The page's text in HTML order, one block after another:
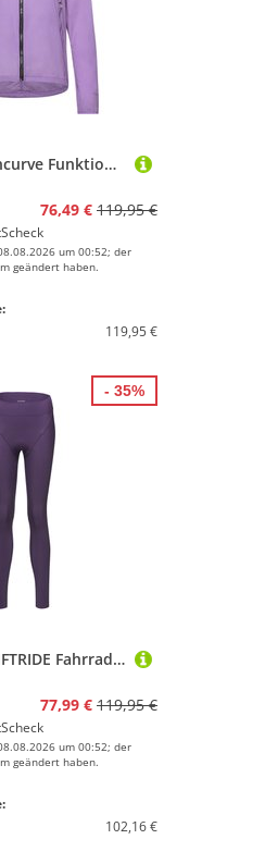
GOREWEAR Concurve Funktionsjacke Damen
76,49 € 119,95 €
um 00:52; der
geändert haben.
119,95 €
GOREWEAR SWIFTRIDE Fahrradtights Damen
77,99 € 119,95 €
um 00:52; der
geändert haben.
102,16 €
- 35%